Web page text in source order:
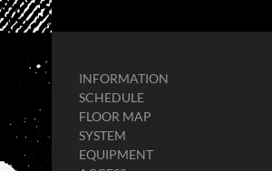
INFORMATION
SCHEDULE
FLOOR MAP
SYSTEM
EQUIPMENT